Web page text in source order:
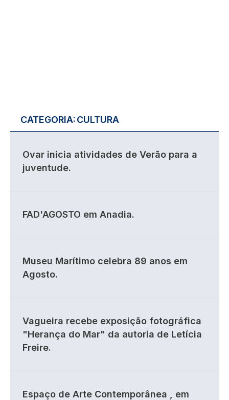
CATEGORIA:CULTURA
Ovar inicia atividades de Verão para a
juventude.
FAD'AGOSTO em Anadia.
Museu Marítimo celebra 89 anos em
Agosto.
Vagueira recebe exposição fotográfica
"Herança do Mar" da autoria de Letícia
Freire.
Espaço de Arte Contemporânea , em